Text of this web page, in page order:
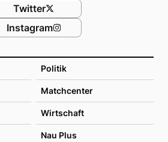
Politik
Matchcenter
Wirtschaft
Nau Plus
Twitter
Instagram